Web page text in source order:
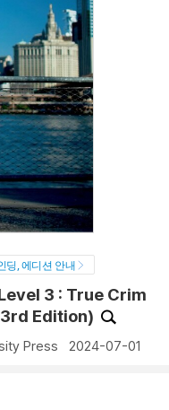
딩, 에디션 안내
3 : True Crim
Edition)
Press 2024-07-01